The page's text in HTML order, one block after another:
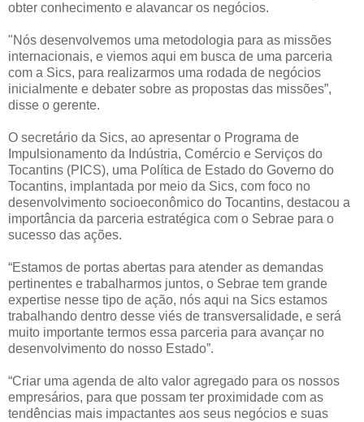
obter conhecimento e alavancar os negócios.
"Nós desenvolvemos uma metodologia para as missões
internacionais, e viemos aqui em busca de uma parceria
com a Sics, para realizarmos uma rodada de negócios
inicialmente e debater sobre as propostas das missões”,
disse o gerente.
O secretário da Sics, ao apresentar o Programa de
Impulsionamento da Indústria, Comércio e Serviços do
Tocantins (PICS), uma Política de Estado do Governo do
Tocantins, implantada por meio da Sics, com foco no
desenvolvimento socioeconômico do Tocantins, destacou a
importância da parceria estratégica com o Sebrae para o
sucesso das ações.
“Estamos de portas abertas para atender as demandas
pertinentes e trabalharmos juntos, o Sebrae tem grande
expertise nesse tipo de ação, nós aqui na Sics estamos
trabalhando dentro desse viés de transversalidade, e será
muito importante termos essa parceria para avançar no
desenvolvimento do nosso Estado”.
“Criar uma agenda de alto valor agregado para os nossos
empresários, para que possam ter proximidade com as
tendências mais impactantes aos seus negócios e suas